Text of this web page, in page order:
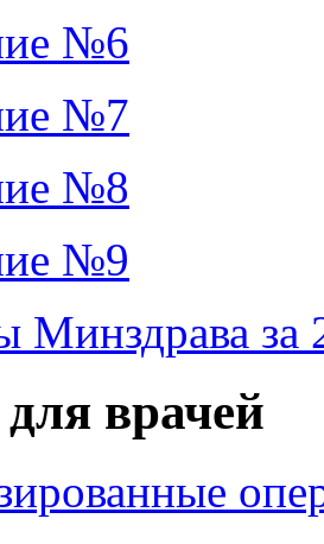
№6
№7
№8
№9
Минздрава за
врачей